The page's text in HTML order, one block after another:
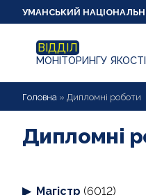
УМАНСЬКИЙ
ВІДДІЛ
МОНІТОРИНГУ
НОВИНИ
ПРО ВІДДІЛ
ВИКЛАДАЧУ
Головна » Дипломні роботи
Дипломні
Магістр (6012)